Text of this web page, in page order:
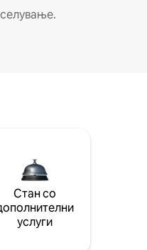
Стан со
услуги